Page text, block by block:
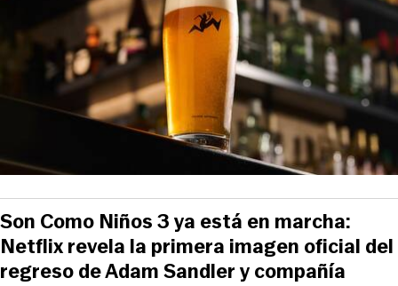
Son Como Niños 3 ya está en marcha:
Netflix revela la primera imagen oficial del
regreso de Adam Sandler y compañía